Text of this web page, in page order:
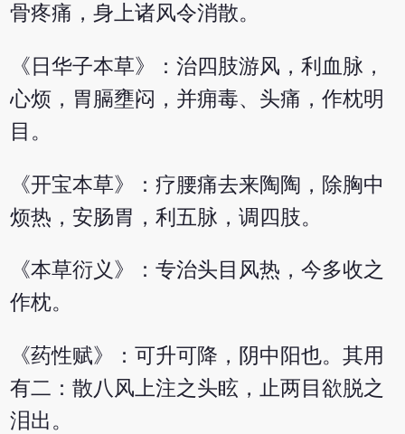
骨疼痛，身上诸风令消散。
《日华子本草》：治四肢游风，利血脉，
心烦，胃膈壅闷，并痈毒、头痛，作枕明
目。
《开宝本草》：疗腰痛去来陶陶，除胸中
烦热，安肠胃，利五脉，调四肢。
《本草衍义》：专治头目风热，今多收之
作枕。
《药性赋》：可升可降，阴中阳也。其用
有二：散八风上注之头眩，止两目欲脱之
泪出。